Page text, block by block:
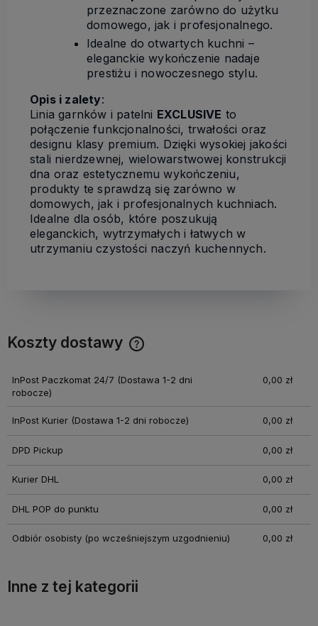
przeznaczone zarówno do użytku
domowego, jak i profesjonalnego.
Idealne do otwartych kuchni –
eleganckie wykończenie nadaje
prestiżu i nowoczesnego stylu.
Opis i zalety:
Linia garnków i patelni EXCLUSIVE to
połączenie funkcjonalności, trwałości oraz
designu klasy premium. Dzięki wysokiej jakości
stali nierdzewnej, wielowarstwowej konstrukcji
dna oraz estetycznemu wykończeniu,
produkty te sprawdzą się zarówno w
domowych, jak i profesjonalnych kuchniach.
Idealne dla osób, które poszukują
eleganckich, wytrzymałych i łatwych w
utrzymaniu czystości naczyń kuchennych.
Koszty dostawy
InPost Paczkomat 24/7 (Dostawa 1-2 dni
robocze)
0,00 zł
InPost Kurier(Dostawa 1-2 dni robocze) 0,00 zł
DPD Pickup 0,00 zł
Kurier DHL 0,00 zł
DHL POP do punktu 0,00 zł
Odbiór osobisty(po wcześniejszym uzgodnieniu) 0,00 zł
Inne z tej kategorii